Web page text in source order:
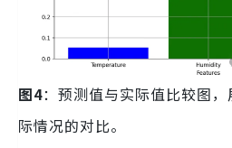
图4：预测值与实际值比较图
际情况的对比。